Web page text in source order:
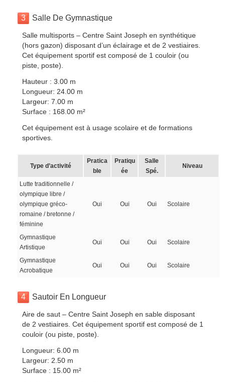
3 Salle De Gymnastique
Salle multisports – Centre Saint Joseph en synthétique
(hors gazon) disposant d’un éclairage et de 2 vestiaires.
Cet équipement sportif est composé de 1 couloir (ou
piste, poste).
Hauteur : 3.00 m
Longueur: 24.00 m
Largeur: 7.00 m
Surface : 168.00 m²
Cet équipement est à usage scolaire et de formations
sportives.
Type d’activité
Pratica
ble
Pratiqu
ée
Salle
Spé.
Niveau
Lutte traditionnelle /
olympique libre /
olympique gréco-
romaine / bretonne /
féminine
Oui Oui Oui Scolaire
Gymnastique
Artistique
Oui Oui Oui Scolaire
Gymnastique
Acrobatique
Oui Oui Oui Scolaire
4 Sautoir En Longueur
Aire de saut – Centre Saint Joseph en sable disposant
de 2 vestiaires. Cet équipement sportif est composé de 1
couloir (ou piste, poste).
Longueur: 6.00 m
Largeur: 2.50 m
Surface : 15.00 m²